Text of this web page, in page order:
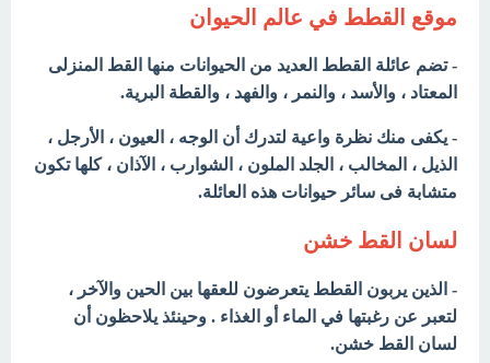
موقع القطط في عالم الحيوان
- تضم عائلة القطط العديد من الحيوانات منها القط المنزلى
المعتاد ، والأسد ، والنمر ، والفهد ، والقطة البرية.
- يكفى منك نظرة واعية لتدرك أن الوجه ، العيون ، الأرجل ،
الذيل ، المخالب ، الجلد الملون ، الشوارب ، الآذان ، كلها تكون
متشابة فى سائر حيوانات هذه العائلة.
لسان القط خشن
- الذين يربون القطط يتعرضون للعقها بين الحين والآخر ،
لتعبر عن رغبتها في الماء أو الغذاء . وحينئذ يلاحظون أن
لسان القط خشن.